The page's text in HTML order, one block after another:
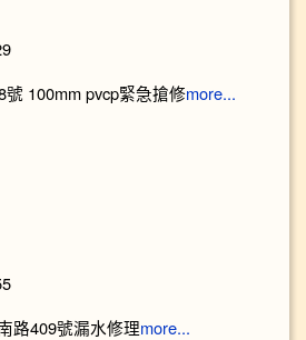
100mm pvcp緊急搶修more...
路409號漏水修理more...